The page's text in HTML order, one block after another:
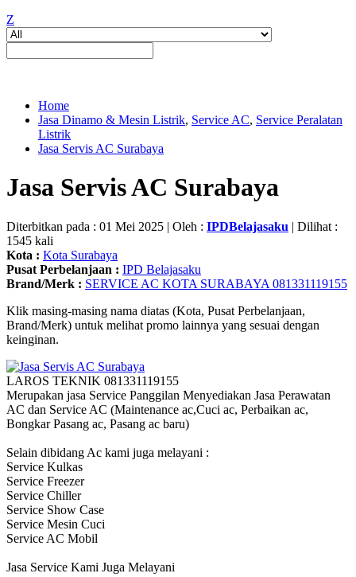
Z
Home
Jasa Dinamo & Mesin Listrik, Service AC, Service Peralatan
Listrik
Jasa Servis AC Surabaya
Jasa Servis AC Surabaya
Diterbitkan pada : 01 Mei 2025 | Oleh : IPDBelajasaku | Dilihat :
1545 kali
Kota : Kota Surabaya
Pusat Perbelanjaan : IPD Belajasaku
Brand/Merk : SERVICE AC KOTA SURABAYA 081331119155
Klik masing-masing nama diatas (Kota, Pusat Perbelanjaan,
Brand/Merk) untuk melihat promo lainnya yang sesuai dengan
keinginan.
LAROS TEKNIK 081331119155
Merupakan jasa Service Panggilan Menyediakan Jasa Perawatan
AC dan Service AC (Maintenance ac,Cuci ac, Perbaikan ac,
Bongkar Pasang ac, Pasang ac baru)
Selain dibidang Ac kami juga melayani :
Service Kulkas
Service Freezer
Service Chiller
Service Show Case
Service Mesin Cuci
Service AC Mobil
Jasa Service Kami Juga Melayani